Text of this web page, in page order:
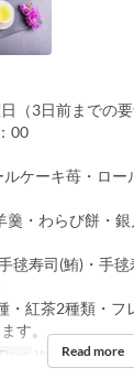
（3日前までの要
00
ケーキ苺・ロー
わらび餅・銀
毬寿司(鮪)・手
紅茶2種類・フ
す。
Days W Meals Tea
Read more